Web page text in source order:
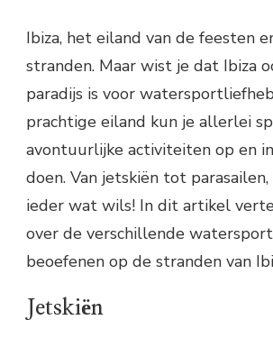
Ibiza, het eiland van de feesten
stranden. Maar wist je dat Ibiza
paradijs is voor
prachtige eiland kun je allerlei
avontuurlijke activiteiten op en
doen. Van jetskiën tot
ieder wat wils! In dit artikel
over de verschillende
beoefenen op de stranden van
Jetskiën